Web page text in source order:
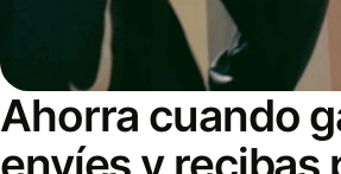
Ahorra cuando